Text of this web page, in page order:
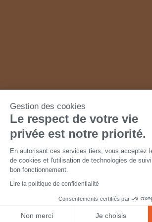
Gestion des cookies
Le respect de votre vie
privée est notre priorité.
En autorisant ces services tiers, vous acceptez
de cookies et l'utilisation de technologies de
bon fonctionnement.
Lire la politique de confidentialité
Consentements certifiés par
Non merci Je choisis